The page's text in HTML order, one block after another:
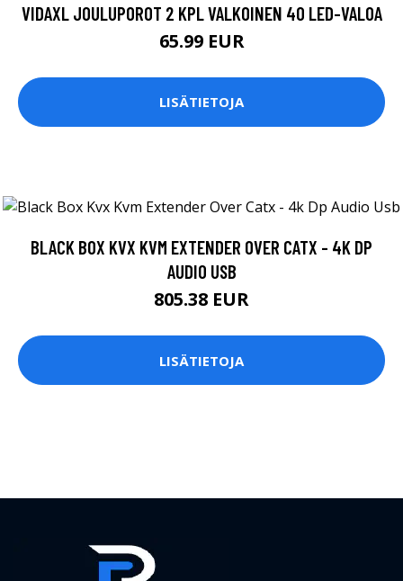
VIDAXL JOULUPOROT 2 KPL VALKOINEN 40 LED-VALOA
65.99 EUR
LISÄTIETOJA
BLACK BOX KVX KVM EXTENDER OVER CATX - 4K DP
AUDIO USB
805.38 EUR
LISÄTIETOJA